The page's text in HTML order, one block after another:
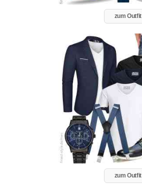
zum Outfit
zum Outfit